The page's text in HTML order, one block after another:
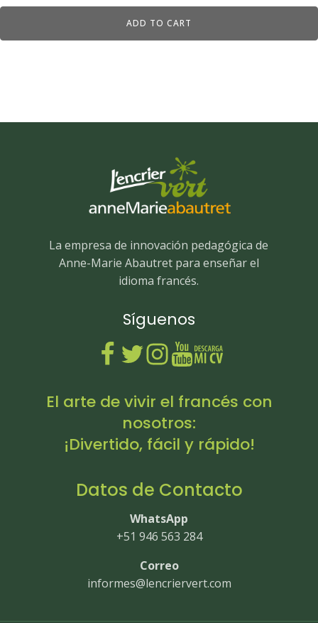
ADD TO CART
La empresa de innovación pedagógica de
Anne-Marie Abautret para enseñar el
idioma francés.
Síguenos
El arte de vivir el francés con
nosotros:
¡Divertido, fácil y rápido!
Datos de Contacto
WhatsApp
+51 946 563 284
Correo
informes@lencriervert.com